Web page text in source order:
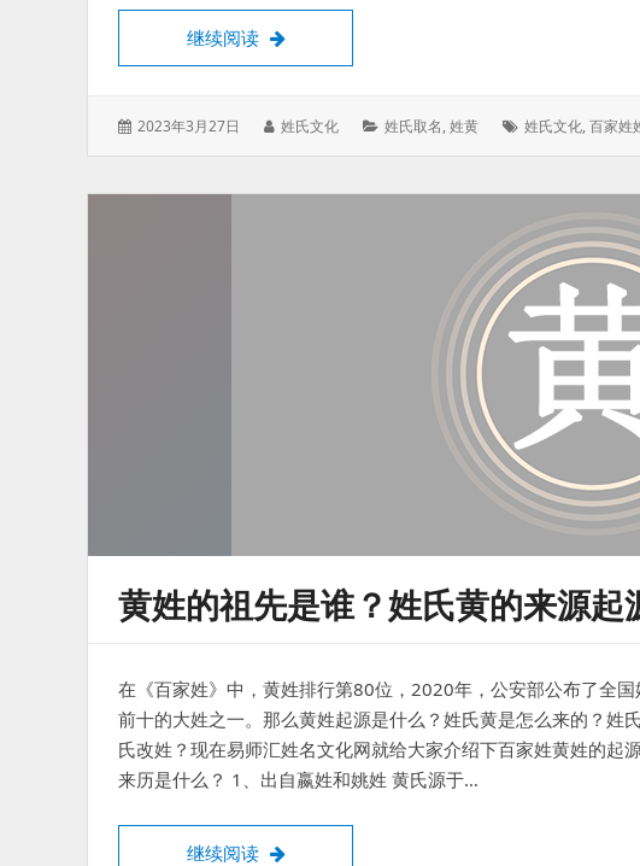
继续阅读 黄姓的发源地在哪里？黄姓的起源来源历史是什
发
2023年3月27日
作
姓氏文化
分
姓氏取名,姓黄
标
姓氏文化,百家姓
黄姓的祖先是谁？姓氏黄的来源起
在《百家姓》中，黄姓排行第80位，2020年，公安部公布了全
前十的大姓之一。那么黄姓起源是什么？姓氏黄是怎么来的？姓
氏改姓？现在易师汇姓名文化网就给大家介绍下百家姓黄姓的起
来历是什么？ 1、出自嬴姓和姚姓 黄氏源于…
继续阅读 黄姓的祖先是谁？姓氏黄的来源起源说法有哪些